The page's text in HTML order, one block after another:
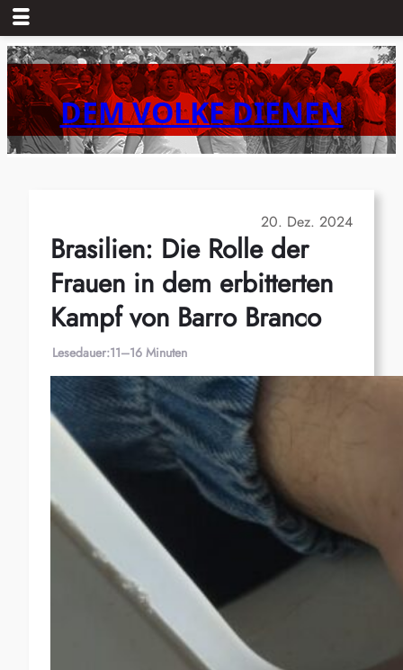
Zum
Inhalt
springenDEM VOLKE DIENEN
20. Dez. 2024
Brasilien: Die Rolle der
Frauen in dem erbitterten
Kampf von Barro Branco
Lesedauer:11–16 Minuten